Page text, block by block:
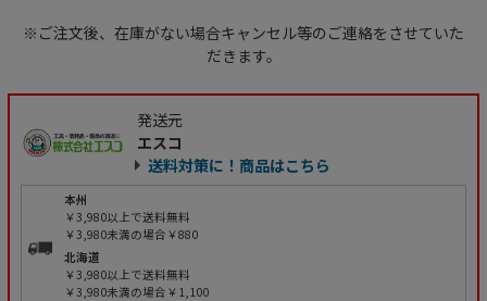
※ご注文後、在庫がない場合キャンセル等のご連絡をさせていた
だきます。
発送元
エスコ
送料対策に！商品はこちら
本州
￥3,980以上で送料無料
￥3,980未満の場合￥880
北海道
￥3,980以上で送料無料
￥3,980未満の場合￥1,100